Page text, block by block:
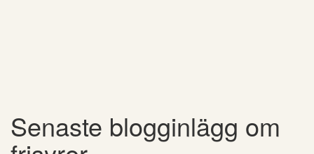
Senaste blogginlägg om